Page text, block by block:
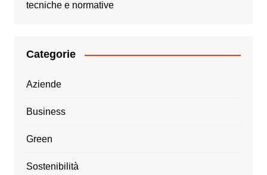
tecniche e normative
Categorie
Aziende
Business
Green
Sostenibilità